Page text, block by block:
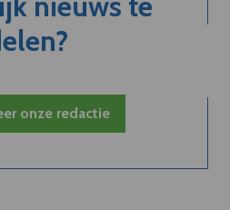
onze redactie